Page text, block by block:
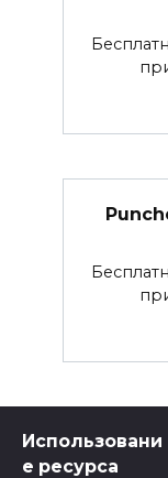
Использовани
е ресурса